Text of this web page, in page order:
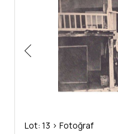
Lot: 13 > Fotoğraf